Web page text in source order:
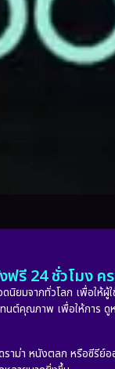
รี 24 ชั่วโมง ค
มจากทั่วโลก เพื่อให้
ต์คุณภาพ เพื่อให้การ
าม่า หนังตลก หรือซีรี